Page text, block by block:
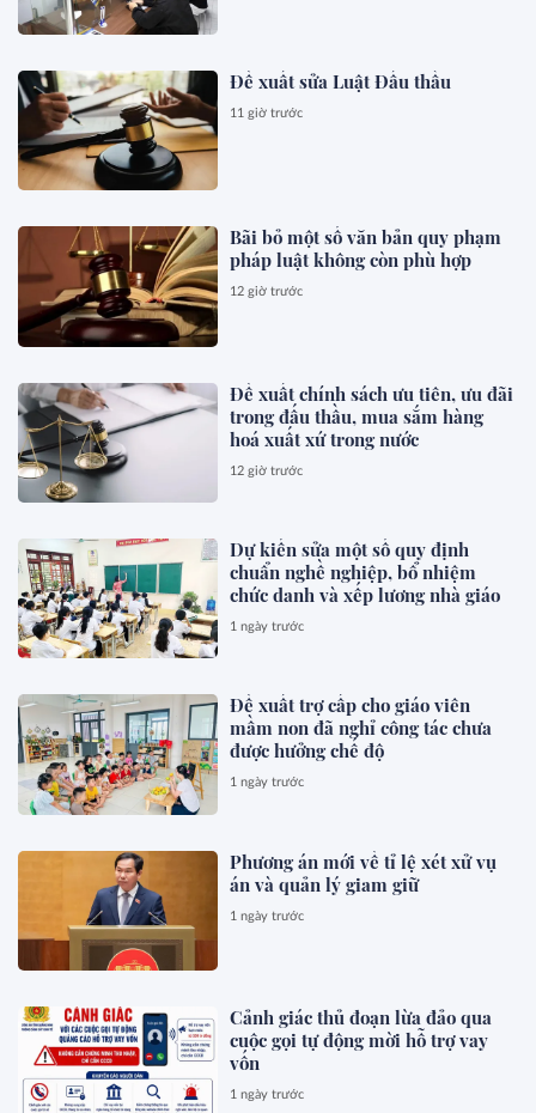
Đề xuất sửa Luật Đấu thầu
11 giờ trước
Bãi bỏ một số văn bản quy phạm
pháp luật không còn phù hợp
12 giờ trước
Đề xuất chính sách ưu tiên, ưu đãi
trong đấu thầu, mua sắm hàng
hoá xuất xứ trong nước
12 giờ trước
Dự kiến sửa một số quy định
chuẩn nghề nghiệp, bổ nhiệm
chức danh và xếp lương nhà giáo
1 ngày trước
Đề xuất trợ cấp cho giáo viên
mầm non đã nghỉ công tác chưa
được hưởng chế độ
1 ngày trước
Phương án mới về tỉ lệ xét xử vụ
án và quản lý giam giữ
1 ngày trước
Cảnh giác thủ đoạn lừa đảo qua
cuộc gọi tự động mời hỗ trợ vay
vốn
1 ngày trước